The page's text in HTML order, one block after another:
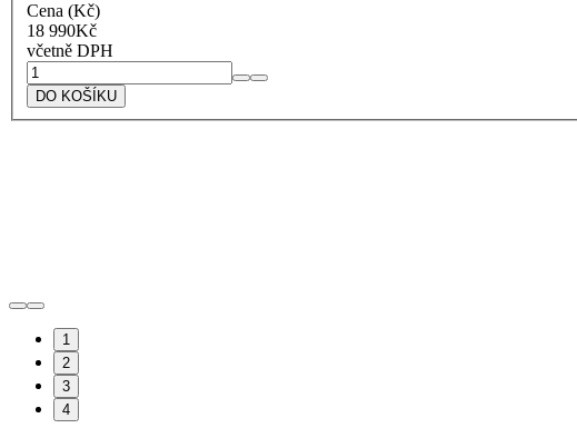
Cena (Kč)
18 990Kč
včetně DPH
Lofra
Plynová
varná
DO KOŠÍKU
1
2
3
4